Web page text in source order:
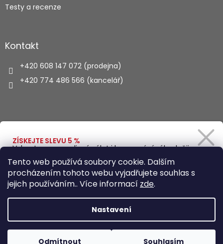
Tento web používá soubory cookie. Dalším
procházením tohoto webu vyjadřujete souhlas s
jejich používáním.. Více informací zde.
Nastavení
Odmítnout Souhlasím
Testy a recenze
Kontakt
+420 608 147 072 (prodejna)
+420 774 486 566 (kancelář)
HLEDAT
Copyright 2026Autohaus.cz. Všechna práva vyhrazena.
ZÍSKEJTE SLEVU 5 %
Vybavte se na rodinný výlet i kempování výhodněji.
Zadejte svůj e-mail a obratem Vám pošleme
slevový kód.
Zásady zpracování osobních údajů